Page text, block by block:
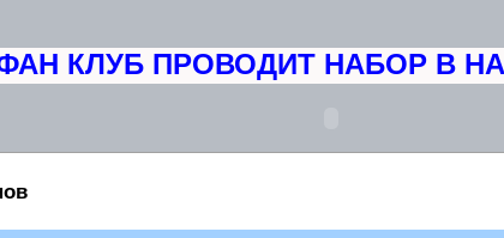
КЛУБ ПРОВОДИТ НАБОР В